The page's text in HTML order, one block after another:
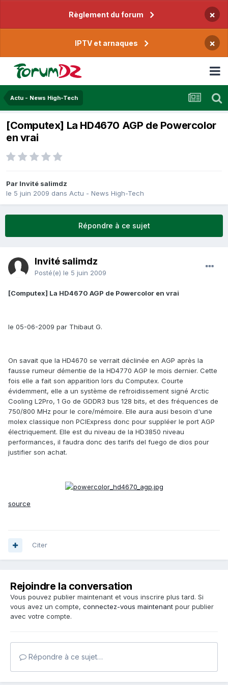
Règlement du forum ×
IPTV et arnaques ×
Actu - News High-Tech
[Computex] La HD4670 AGP de Powercolor
en vrai
Par Invité salimdz
le 5 juin 2009 dans Actu - News High-Tech
Répondre à ce sujet
Invité salimdz
Posté(e) le 5 juin 2009
[Computex] La HD4670 AGP de Powercolor en vrai
le 05-06-2009 par Thibaut G.
On savait que la HD4670 se verrait déclinée en AGP après la
fausse rumeur démentie de la HD4770 AGP le mois dernier. Cette
fois elle a fait son apparition lors du Computex. Courte
évidemment, elle a un système de refroidissement signé Arctic
Cooling L2Pro, 1 Go de GDDR3 bus 128 bits, et des fréquences de
750/800 MHz pour le core/mémoire. Elle aura ausi besoin d'une
molex classique non PCIExpress donc pour suppléer le port AGP
électriquement. Elle est du niveau de la HD3850 niveau
performances, il faudra donc des tarifs del fuego de dios pour
justifier son achat.
source
Citer
Rejoindre la conversation
Vous pouvez publier maintenant et vous inscrire plus tard. Si
vous avez un compte, connectez-vous maintenant pour publier
avec votre compte.
Répondre à ce sujet…